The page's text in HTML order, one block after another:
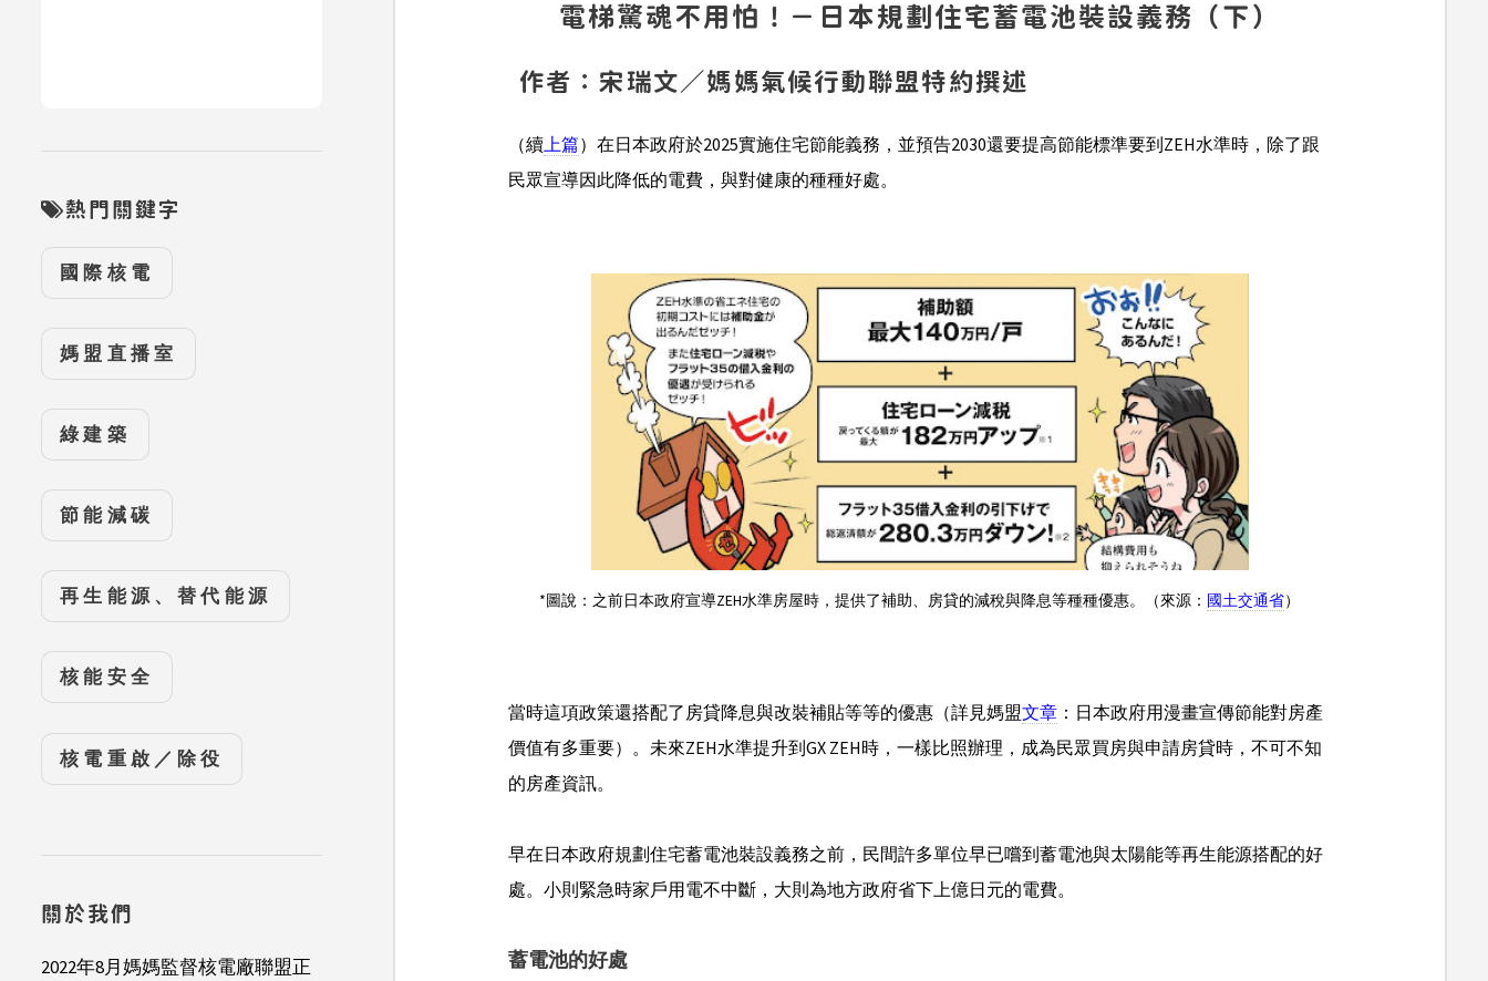
電梯驚魂不用怕！－日本規劃住宅蓄電池裝設義務（下）
作者：宋瑞文／媽媽氣候行動聯盟特約撰述
（續 上篇）在日本政府於2025實施住宅節能義務，並預告2030還要提高節能標準要到ZEH水準時，除了跟
民眾宣導因此降低的電費，與對健康的種種好處。
*圖說：之前日本政府宣導ZEH水準房屋時，提供了補助、房貸的減稅與降息等種種優惠。（來源： 國土交通省）
當時這項政策還搭配了房貸降息與改裝補貼等等的優惠（詳見媽盟文章 ：日本政府用漫畫宣傳節能對房產
價值有多重要）。未來ZEH水準提升到GX ZEH時，一樣比照辦理，成為民眾買房與申請房貸時，不可不知
的房產資訊。
早在日本政府規劃住宅蓄電池裝設義務之前，民間許多單位早已嚐到蓄電池與太陽能等再生能源搭配的好
處。小則緊急時家戶用電不中斷，大則為地方政府省下上億日元的電費。
蓄電池的好處
熱門關鍵字
國際核電
媽盟直播室
綠建築
節能減碳
再生能源、替代能源
核能安全
核電重啟／除役
關於我們
2022年8月媽媽監督核電廠聯盟正